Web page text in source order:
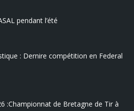
pendant l’été
: Dernire compétition en Federal
:Championnat de Bretagne de Tir à